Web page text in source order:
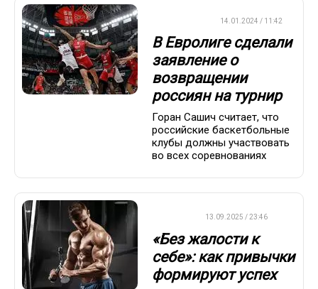
14.01.2024 / 11:42
В Евролиге сделали
заявление о
возвращении
россиян на турнир
Горан Сашич считает, что
российские баскетбольные
клубы должны участвовать
во всех соревнованиях
13.09.2025 / 23:46
«Без жалости к
себе»: как привычки
формируют успех